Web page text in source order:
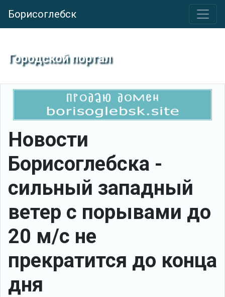
Борисоглебск
Городской портал
Новости
Борисоглебска -
сильный западный
ветер с порывами до
20 м/с не
прекратится до конца
дня